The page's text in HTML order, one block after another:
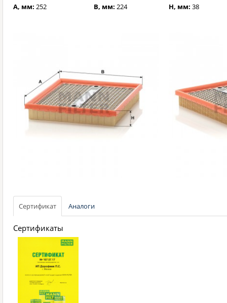
A, мм: 252 B, мм: 224 H, мм:38
Сертификат Аналоги
Сертификаты